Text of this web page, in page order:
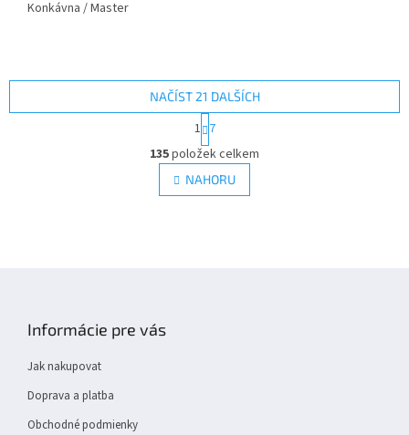
Konkávna / Master
O
v
l
á
NAČÍST 21 DALŠÍCH
S
t
r
á
n
k
1 7
135položek celkem
NAHORU
Informácie pre vás
Jak nakupovat
Doprava a platba
Obchodné podmienky